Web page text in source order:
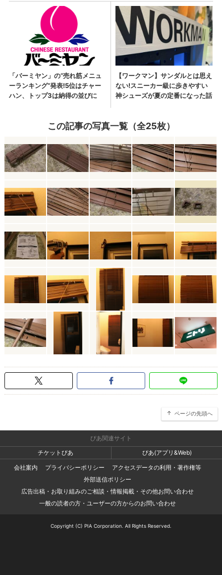
この記事の写真一覧（全25枚）
ページの先頭へ
ぴあ関連サイト
チケットぴあ
ぴあ(アプリ&Web)
会社案内
プライバシーポリシー
アクセスデータの利用・著作権等
外部送信ポリシー
広告出稿・お取り組みのご相談・情報掲載・その他お問い合わせ
一般の読者の方・ユーザーの方からのお問い合わせ
Copyright (C) PIA Corporation. All Rights Reserved.